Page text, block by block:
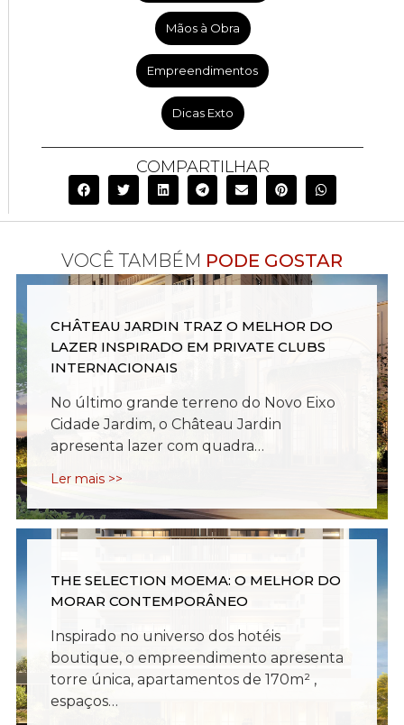
Mãos à Obra
Empreendimentos
Dicas Exto
COMPARTILHAR
CHÂTEAU JARDIN TRAZ O MELHOR DO
LAZER INSPIRADO EM PRIVATE CLUBS
INTERNACIONAIS
No último grande terreno do Novo Eixo
Cidade Jardim, o Château Jardin
apresenta lazer com quadra…
Ler mais >>
THE SELECTION MOEMA: O MELHOR DO
MORAR CONTEMPORÂNEO
Inspirado no universo dos hotéis
boutique, o empreendimento apresenta
torre única, apartamentos de 170m² ,
espaços…
VOCÊ TAMBÉM PODE GOSTAR